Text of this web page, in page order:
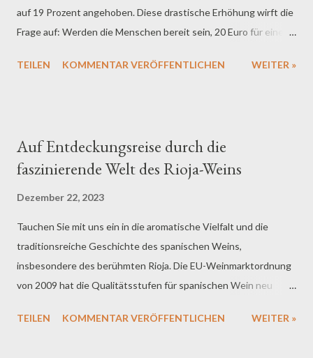
sich gleichzeitig mit einer Vielzahl weiterer Herausforderungen
konfrontiert, die das Überleben ihrer Betriebe bedr...
auf 19 Prozent angehoben. Diese drastische Erhöhung wirft die
Frage auf: Werden die Menschen bereit sein, 20 Euro für eine
sehen sich mit einer schweren Entscheidung konfrontiert –
breiteren wirtschaftlichen Wandels. Neben der
Mehrwertsteuererhöhung stehen auch Inflation, CO2-Steuern,
Gastronomen unter erheblichen Druck und lassen sie nach
Lösungen suchen. Die entscheidende Frage, die sich nun für die
Verbraucher stellt, ist, ob sie bereit sind, höhere Preise für ihre
Lieblingsgerichte zu akzeptieren. Die Angst...
TEILEN KOMMENTAR VERÖFFENTLICHEN WEITER »
Auf Entdeckungsreise durch die
faszinierende Welt des Rioja-Weins
Dezember 22, 2023
Tauchen Sie mit uns ein in die aromatische Vielfalt und die
traditionsreiche Geschichte des spanischen Weins,
insbesondere des berühmten Rioja. Die EU-Weinmarktordnung
von 2009 hat die Qualitätsstufen für spanischen Wein neu
verschiedenen Ebenen, beginnend mit dem Gipfel des
TEILEN KOMMENTAR VERÖFFENTLICHEN WEITER »